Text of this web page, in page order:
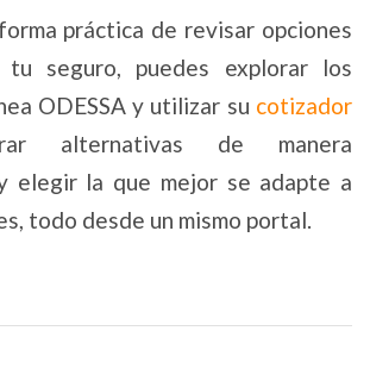
práctica de revisar opciones
seguro, puedes explorar los
ODESSA y utilizar su cotizador
alternativas de manera
elegir la que mejor se adapte a
todo desde un mismo portal.